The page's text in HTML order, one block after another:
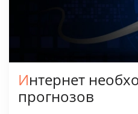
Интернет необходим для ваших
прогнозов